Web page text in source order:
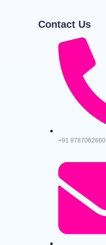
Contact Us
+91 8787062660